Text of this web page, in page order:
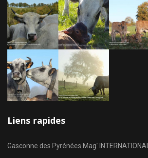
Liens rapides
Gasconne des Pyrénées Mag' INTERNATIONAL